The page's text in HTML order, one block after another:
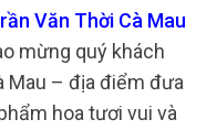
Văn Thời Cà Mau
mừng quý khách
Mau – địa điểm đưa
hoa tươi vui và